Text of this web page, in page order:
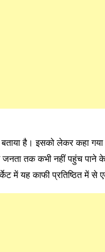
है। इसको लेकर कहा
जनता तक कभी नहीं पहुंच
में यह काफी प्रतिष्ठित में से